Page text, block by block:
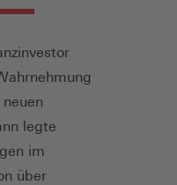
legte
im
über